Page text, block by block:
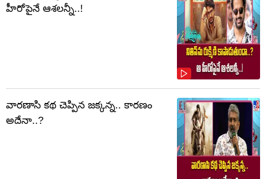
హీరోపైనే ఆశలన్నీ..!
వారణాసి కథ చెప్పిన జక్కన్న.. కారణం
అదేనా..?